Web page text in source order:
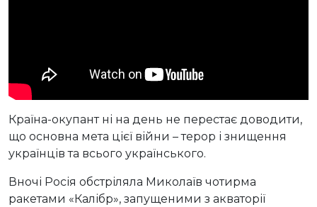
Країна-окупант ні на день не перестає доводити,
що основна мета цієї війни – терор і знищення
українців та всього українського.
Вночі Росія обстріляла Миколаїв чотирма
ракетами «Калібр», запущеними з акваторії